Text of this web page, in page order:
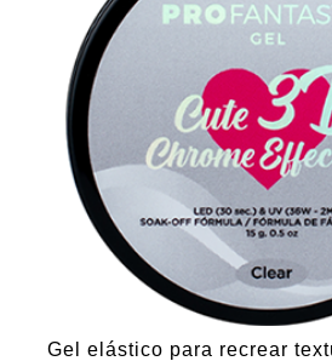
Whites
Bad Girl
Diseño
Gel Paint
Gel Puff
Gel elástico para recrear